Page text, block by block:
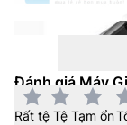
Đánh giá Máy
Rất tệ Tệ Tạm ổn